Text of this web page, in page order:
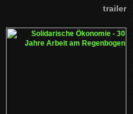
trailer